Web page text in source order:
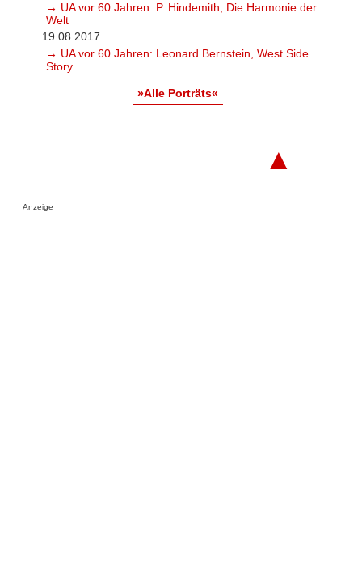
→ UA vor 60 Jahren: P. Hindemith, Die Harmonie der
Welt
19.08.2017
→ UA vor 60 Jahren: Leonard Bernstein, West Side
Story
»Alle Porträts«
▲
Anzeige